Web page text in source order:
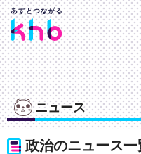
ニュース
政治のニュース一